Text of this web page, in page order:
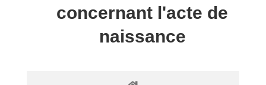
concernant l'acte de
naissance